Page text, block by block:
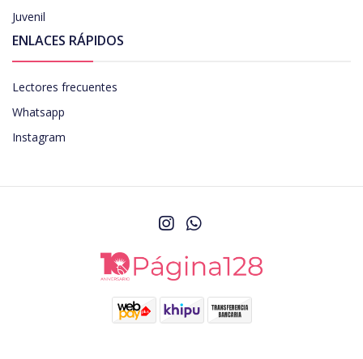
Juvenil
ENLACES RÁPIDOS
Lectores frecuentes
Whatsapp
Instagram